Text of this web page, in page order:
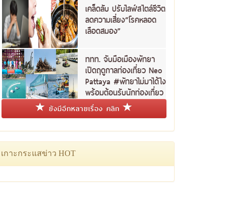
เคล็ดลับ ปรับไลฟ์สไตล์ชีวิต
ลดความเสี่ยง“โรคหลอด
เลือดสมอง”
ททท. จับมือเมืองพัทยา
เปิดฤดูกาลท่องเที่ยว Neo
Pattaya #พัทยาไม่มาได้ไง
พร้อมต้อนรับนักท่องเที่ยว
ชาวไทย
ยังมีอีกหลายเรื่อง คลิก
เกาะกระแสข่าว HOT